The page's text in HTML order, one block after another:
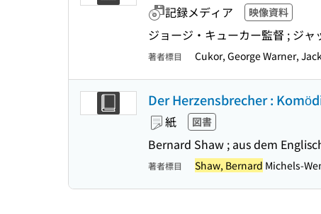
記録メディア 映像資料
ジョージ・キューカー監督 ; ジ
著者標目 Cukor, George Warner,
Der Herzensbrecher :
紙 図書
Bernard Shaw ; aus dem
著者標目 Shaw, Bernard Michels-